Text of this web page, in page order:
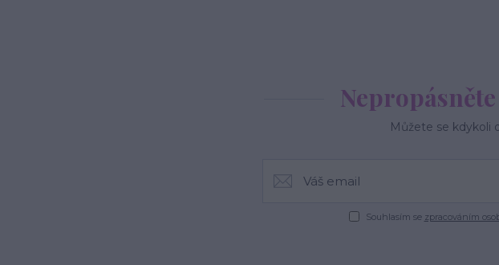
Můžete se kdykoli
Souhlasím se zpracováním